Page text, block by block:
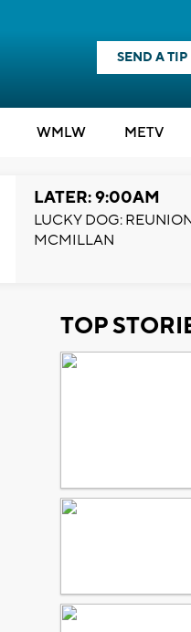
SEND A TIP
WMLW METV
LATER: 9:00AM
LUCKY DOG:
MCMILLAN
TOP